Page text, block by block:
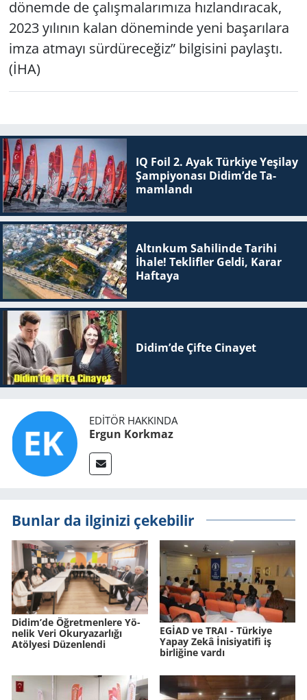
dönemde de çalışmalarımıza hızlandıracak,
2023 yılının kalan döneminde yeni başarılara
imza atmayı sürdüreceğiz” bilgisini paylaştı.
(İHA)
IQ Foil 2. Ayak Tür­ki­ye Ye­şi­lay
Şam­pi­yo­na­sı Didim’de Ta­
mam­lan­dı
Altınkum Sahilinde Tarihi
İhale! Teklifler Geldi, Karar
Haftaya
Didim’de Çifte Ci­na­yet
EDITÖR HAKKINDA
Ergun Korkmaz
Bunlar da ilginizi çekebilir
Didim’de Öğ­ret­men­le­re Yö­
ne­lik Veri Okur­ya­zar­lı­ğı
Atöl­ye­si Dü­zen­len­di
EGİAD ve TRAI - Türkiye
Yapay Zekâ İnisiyatifi iş
birliğine vardı